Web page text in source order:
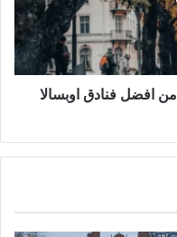
استكشف رفاهية الإقامة في 10 من افضل فنادق اوبسالا